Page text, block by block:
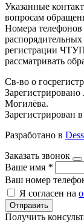
Указанные
вопросам
Номера
регистрации
рассматривать
Св-во о
Могилёва.
Зарегистрирован
Разработано в
Заказать звонок
Ваше имя *
Ваш номер
Я согласен на
Отправить
Получить